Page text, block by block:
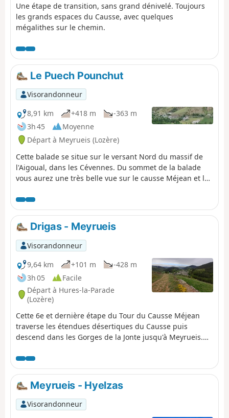
Une étape de transition, sans grand dénivelé. Toujours
les grands espaces du Causse, avec quelques
mégalithes sur le chemin.
Le Puech Pounchut
Visorandonneur
8,91 km
+418 m
-363 m
3h 45
Moyenne
Départ à Meyrueis (Lozère)
Cette balade se situe sur le versant Nord du massif de
l'Aigoual, dans les Cévennes. Du sommet de la balade
vous aurez une très belle vue sur le causse Méjean et la
vous pourrez apercevoir le viaduc de Millau.
Drigas - Meyrueis
Visorandonneur
9,64 km
+101 m
-428 m
3h 05
Facile
Départ à Hures-la-Parade
(Lozère)
Cette 6e et dernière étape du Tour du Causse Méjean
traverse les étendues désertiques du Causse puis
descend dans les Gorges de la Jonte jusqu'à Meyrueis.
5e étape de Mas-Saint-Chely à Drigas pour ceux qui
veulent raccourcir le Tour en cinq jours.
Meyrueis - Hyelzas
Visorandonneur